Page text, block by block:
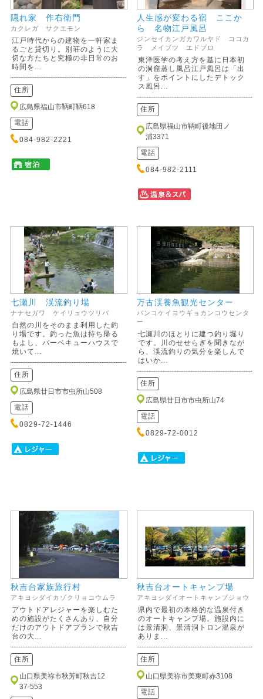
隠れ家 作右衛門
カクレガ サクエモン
江戸時代からの建物を一軒家ま
るごと貸切り。別荘のように大
切な方たちと究極の非日常のお
時間を...
住所
広島県福山市鞆町鞆618
電話
084-982-2221
人生感が変わる宿 ここか
ら 名物江戸風呂
ジンセイカンガカワルヤド ココカ
ラ メイブツ エドブロ
東洋医学の考え方を基に日本初
の洞窟蒸し風呂江戸風呂は「出
す」をポイントにしたデトック
ス風呂...
住所
広島県福山市鞆町後地田ノ
浦3371
電話
084-982-2111
七瀬川 渓流釣り場
ナナセガワ ケイリュウツリバ
自然の川をそのまま利用した釣
り場です。釣った魚は持ち帰る
もよし、バーベキューハウスで
焼いて...
住所
広島県廿日市市虫所山508
電話
0829-72-1446
万古渓養魚観光センター
バンコケイヨウギョカンコウセンタ
ー
七瀬川のほとりに建つ釣り堀り
です。川のせせらぎを聞きなが
ら、渓流釣りの気分を楽しんで
はいか...
住所
広島県廿日市市虫所山74
電話
0829-72-0012
秋吉台家族旅行村
アキヨシダイカゾクリョコウムラ
アウトドアレジャーを楽しむた
めの施設がたくさんあり、自分
だけのアウトドアプランで秋吉
台の大...
住所
山口県美祢市秋芳町秋吉12
37-553
秋吉台オートキャンプ場
アキヨシダイオートキャンプジョウ
県内で最初の本格的な温泉付き
のオートキャンプ場。施設内に
は景清洞、景清洞トロン温泉が
ありま...
住所
山口県美祢市美東町赤3108
電話